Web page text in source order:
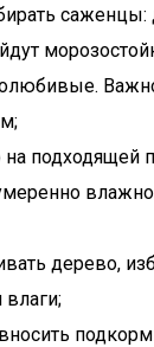
саженцы:
подходящей
дерево,
влаги;